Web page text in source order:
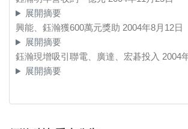
展開摘要
興能、鈺瀚獲600萬元獎助 2004年8月12日
展開摘要
鈺瀚現增吸引聯電、廣達、宏碁投入 2004
展開摘要